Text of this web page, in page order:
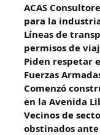
ACAS
para la
Líneas de
permisos de
Piden respetar
Fuerzas
​Comenzó
en la Avenida
Vecinos de
obstinados